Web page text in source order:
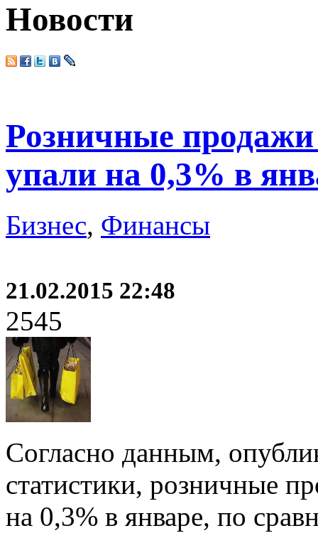
Новости
Розничные
упали на 0,3% в
Бизнес, Финансы
21.02.2015 22:48
2545
Согласно данным,
статистики, розничные
на 0,3% в январе, по